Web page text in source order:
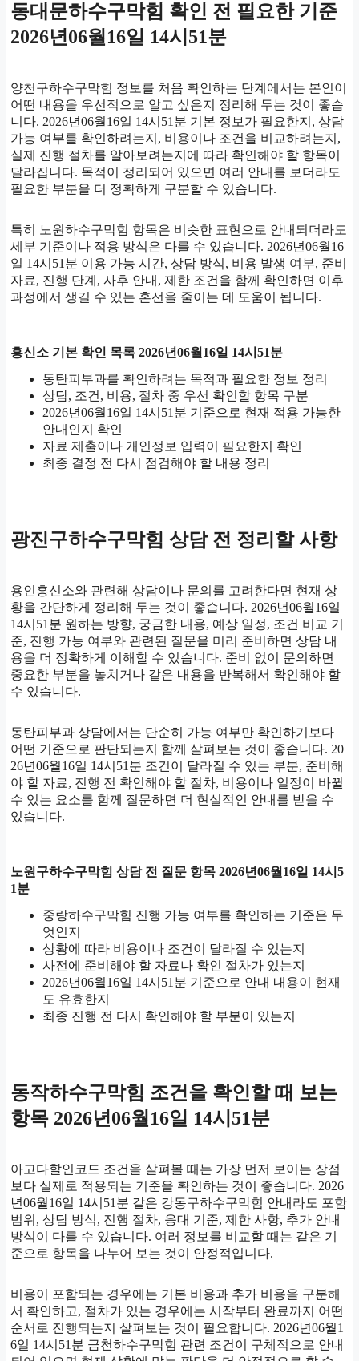
동대문하수구막힘 확인 전 필요한 기준
2026년06월16일 14시51분
양천구하수구막힘 정보를 처음 확인하는 단계에서는 본인이
어떤 내용을 우선적으로 알고 싶은지 정리해 두는 것이 좋습
니다. 2026년06월16일 14시51분 기본 정보가 필요한지, 상담
가능 여부를 확인하려는지, 비용이나 조건을 비교하려는지,
실제 진행 절차를 알아보려는지에 따라 확인해야 할 항목이
달라집니다. 목적이 정리되어 있으면 여러 안내를 보더라도
필요한 부분을 더 정확하게 구분할 수 있습니다.
특히 노원하수구막힘 항목은 비슷한 표현으로 안내되더라도
세부 기준이나 적용 방식은 다를 수 있습니다. 2026년06월16
일 14시51분 이용 가능 시간, 상담 방식, 비용 발생 여부, 준비
자료, 진행 단계, 사후 안내, 제한 조건을 함께 확인하면 이후
과정에서 생길 수 있는 혼선을 줄이는 데 도움이 됩니다.
흥신소 기본 확인 목록 2026년06월16일 14시51분
동탄피부과를 확인하려는 목적과 필요한 정보 정리
상담, 조건, 비용, 절차 중 우선 확인할 항목 구분
2026년06월16일 14시51분 기준으로 현재 적용 가능한
안내인지 확인
자료 제출이나 개인정보 입력이 필요한지 확인
최종 결정 전 다시 점검해야 할 내용 정리
광진구하수구막힘 상담 전 정리할 사항
용인흥신소와 관련해 상담이나 문의를 고려한다면 현재 상
황을 간단하게 정리해 두는 것이 좋습니다. 2026년06월16일
14시51분 원하는 방향, 궁금한 내용, 예상 일정, 조건 비교 기
준, 진행 가능 여부와 관련된 질문을 미리 준비하면 상담 내
용을 더 정확하게 이해할 수 있습니다. 준비 없이 문의하면
중요한 부분을 놓치거나 같은 내용을 반복해서 확인해야 할
수 있습니다.
동탄피부과 상담에서는 단순히 가능 여부만 확인하기보다
어떤 기준으로 판단되는지 함께 살펴보는 것이 좋습니다. 20
26년06월16일 14시51분 조건이 달라질 수 있는 부분, 준비해
야 할 자료, 진행 전 확인해야 할 절차, 비용이나 일정이 바뀔
수 있는 요소를 함께 질문하면 더 현실적인 안내를 받을 수
있습니다.
노원구하수구막힘 상담 전 질문 항목 2026년06월16일 14시5
1분
중랑하수구막힘 진행 가능 여부를 확인하는 기준은 무
엇인지
상황에 따라 비용이나 조건이 달라질 수 있는지
사전에 준비해야 할 자료나 확인 절차가 있는지
2026년06월16일 14시51분 기준으로 안내 내용이 현재
도 유효한지
최종 진행 전 다시 확인해야 할 부분이 있는지
동작하수구막힘 조건을 확인할 때 보는
항목 2026년06월16일 14시51분
아고다할인코드 조건을 살펴볼 때는 가장 먼저 보이는 장점
보다 실제로 적용되는 기준을 확인하는 것이 좋습니다. 2026
년06월16일 14시51분 같은 강동구하수구막힘 안내라도 포함
범위, 상담 방식, 진행 절차, 응대 기준, 제한 사항, 추가 안내
방식이 다를 수 있습니다. 여러 정보를 비교할 때는 같은 기
준으로 항목을 나누어 보는 것이 안정적입니다.
비용이 포함되는 경우에는 기본 비용과 추가 비용을 구분해
서 확인하고, 절차가 있는 경우에는 시작부터 완료까지 어떤
순서로 진행되는지 살펴보는 것이 필요합니다. 2026년06월1
6일 14시51분 금천하수구막힘 관련 조건이 구체적으로 안내